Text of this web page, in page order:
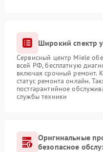
Широкий спектр
Сервисный центр Miele
всей РФ, бесплатную
включая срочный ремонт.
статус ремонта онлайн.
постгарантийное
службы техники
Оригинальные
безопасное